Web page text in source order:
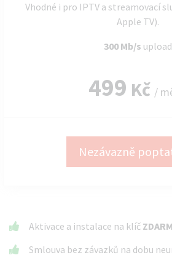
Vhodné i pro IPTV a streamovací
Apple TV).
300 Mb/s upload
499 Kč /
Nezávazně
Aktivace a instalace na klíč
Smlouva bez závazků na dobu